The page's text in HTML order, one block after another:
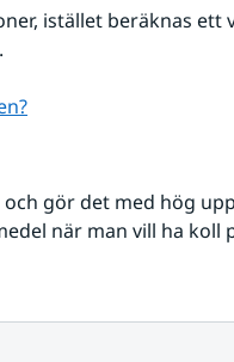
istället beräknas ett
gör det med hög
när man vill ha koll